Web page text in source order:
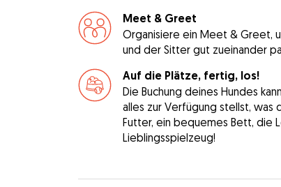
Meet & Greet
Organisiere ein Meet & Greet,
und der Sitter gut zueinander
Auf die Plätze, fertig, los!
Die Buchung deines Hundes
alles zur Verfügung stellst, was
Futter, ein bequemes Bett, die
Lieblingsspielzeug!